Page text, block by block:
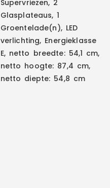
Supervriezen, 2
Glasplateaus, 1
Groentelade(n), LED
verlichting, Energieklasse
E, netto breedte: 54,1 cm,
netto hoogte: 87,4 cm,
netto diepte: 54,8 cm